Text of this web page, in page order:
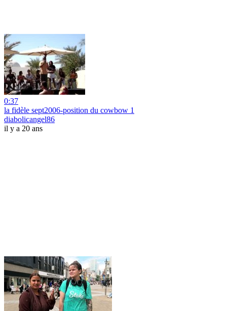
0:37
la fidèle sept2006-position du cowbow 1
diabolicangel86
il y a 20 ans